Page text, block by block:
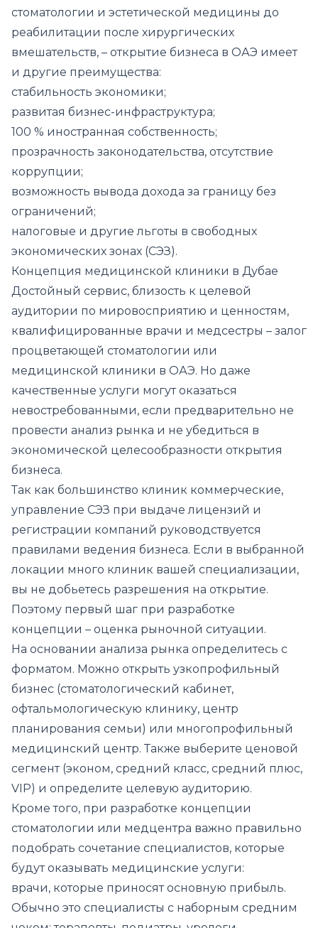
стоматологии и эстетической медицины до
реабилитации после хирургических
вмешательств, – открытие бизнеса в ОАЭ имеет
и другие преимущества:
стабильность экономики;
развитая бизнес-инфраструктура;
100 % иностранная собственность;
прозрачность законодательства, отсутствие
коррупции;
возможность вывода дохода за границу без
ограничений;
налоговые и другие льготы в свободных
экономических зонах (СЭЗ).
Концепция медицинской клиники в Дубае
Достойный сервис, близость к целевой
аудитории по мировосприятию и ценностям,
квалифицированные врачи и медсестры – залог
процветающей стоматологии или
медицинской клиники в ОАЭ. Но даже
качественные услуги могут оказаться
невостребованными, если предварительно не
провести анализ рынка и не убедиться в
экономической целесообразности открытия
бизнеса.
Так как большинство клиник коммерческие,
управление СЭЗ при выдаче лицензий и
регистрации компаний руководствуется
правилами ведения бизнеса. Если в выбранной
локации много клиник вашей специализации,
вы не добьетесь разрешения на открытие.
Поэтому первый шаг при разработке
концепции – оценка рыночной ситуации.
На основании анализа рынка определитесь с
форматом. Можно открыть узкопрофильный
бизнес (стоматологический кабинет,
офтальмологическую клинику, центр
планирования семьи) или многопрофильный
медицинский центр. Также выберите ценовой
сегмент (эконом, средний класс, средний плюс,
VIP) и определите целевую аудиторию.
Кроме того, при разработке концепции
стоматологии или медцентра важно правильно
подобрать сочетание специалистов, которые
будут оказывать медицинские услуги:
врачи, которые приносят основную прибыль.
Обычно это специалисты с наборным средним